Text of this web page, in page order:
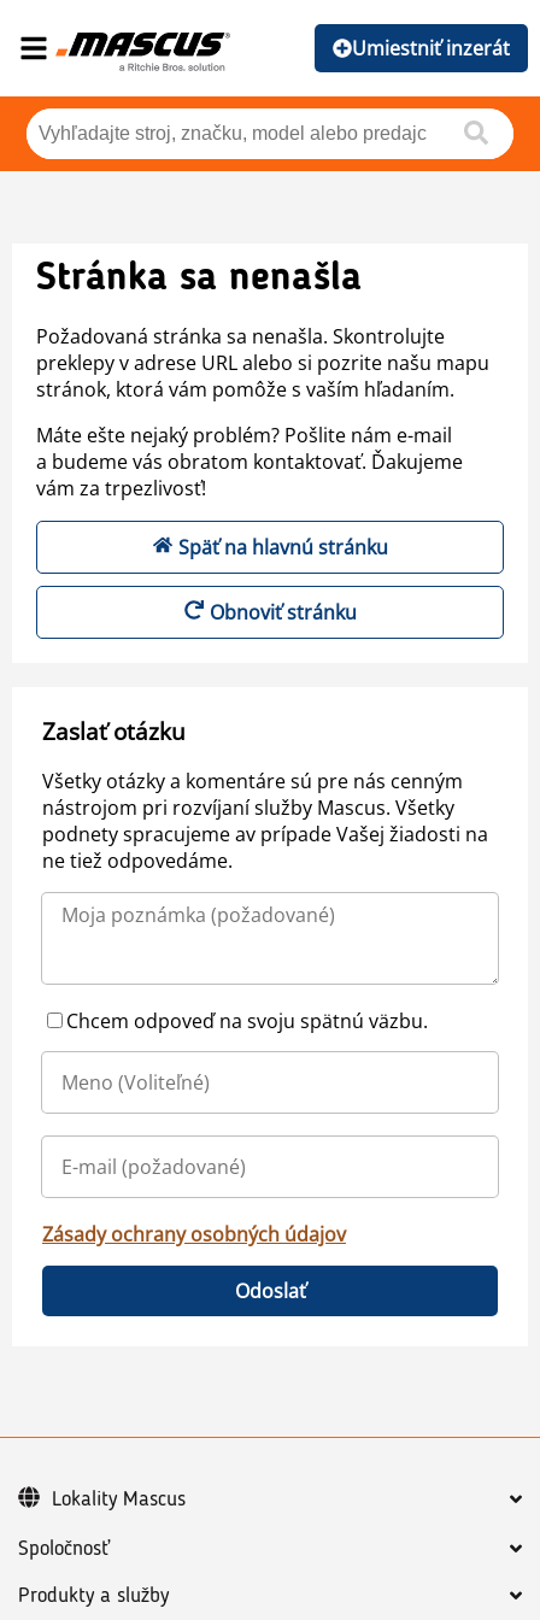
Umiestniť inzerát
Stránka sa nenašla
Požadovaná stránka sa nenašla. Skontrolujte
preklepy v adrese URL alebo si pozrite našu mapu
stránok, ktorá vám pomôže s vaším hľadaním.
Máte ešte nejaký problém? Pošlite nám e-mail
a budeme vás obratom kontaktovať. Ďakujeme
vám za trpezlivosť!
Späť na hlavnú stránku
Obnoviť stránku
Zaslať otázku
Všetky otázky a komentáre sú pre nás cenným
nástrojom pri rozvíjaní služby Mascus. Všetky
podnety spracujeme av prípade Vašej žiadosti na
ne tiež odpovedáme.
Chcem odpoveď na svoju spätnú väzbu.
Zásady ochrany osobných údajov
Odoslať
Spoločnosť
Produkty a služby
Lokality Mascus